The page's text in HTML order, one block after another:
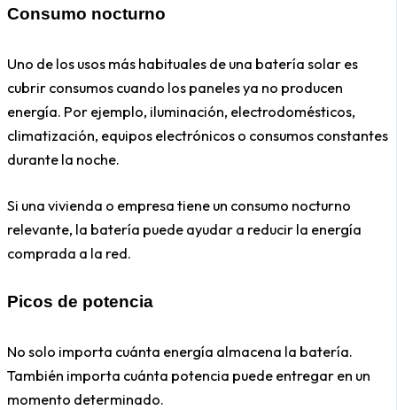
Consumo nocturno
Uno de los usos más habituales de una batería solar es
cubrir consumos cuando los paneles ya no producen
energía. Por ejemplo, iluminación, electrodomésticos,
climatización, equipos electrónicos o consumos constantes
durante la noche.
Si una vivienda o empresa tiene un consumo nocturno
relevante, la batería puede ayudar a reducir la energía
comprada a la red.
Picos de potencia
No solo importa cuánta energía almacena la batería.
También importa cuánta potencia puede entregar en un
momento determinado.